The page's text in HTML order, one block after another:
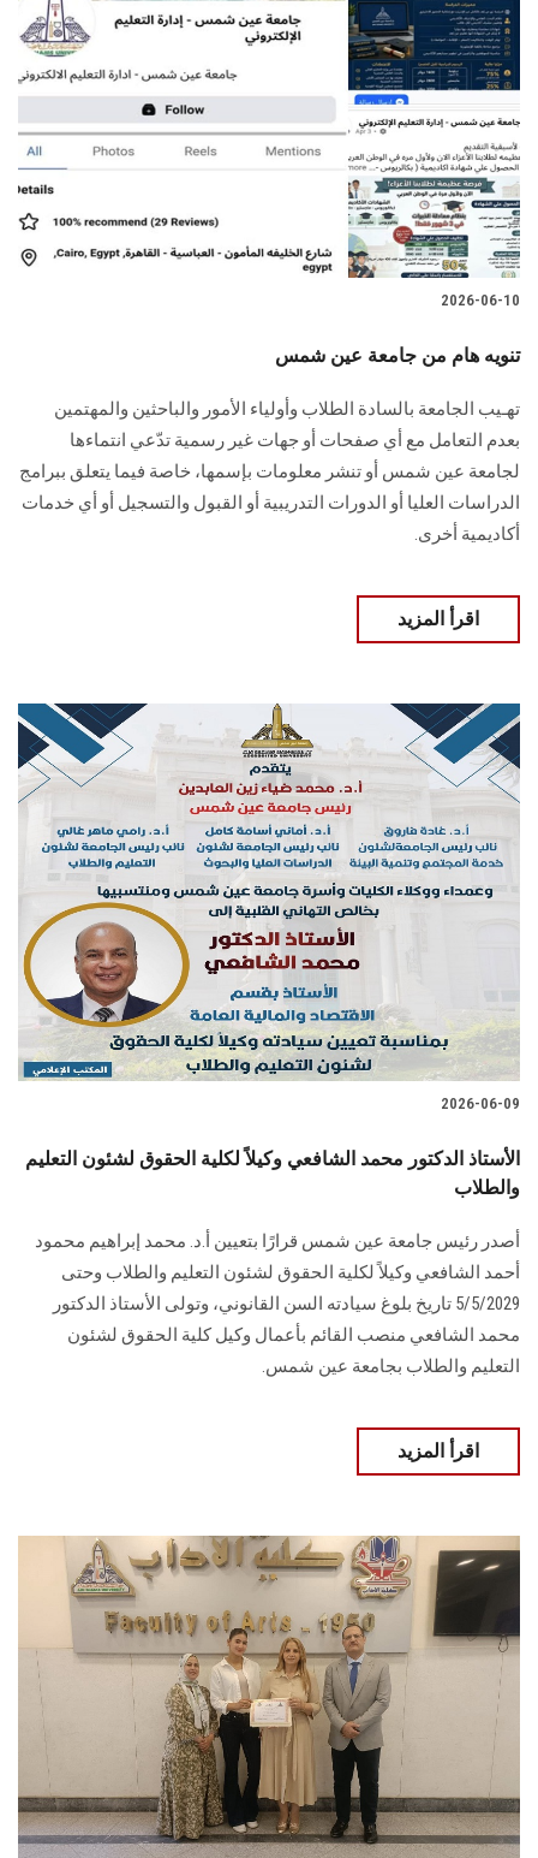
2026-06-10
تنويه هام من جامعة عين شمس
تهـيب الجامعة بالسادة الطلاب وأولياء الأمور والباحثين والمهتمين
بعدم التعامل مع أي صفحات أو جهات غير رسمية تدّعي انتماءها
لجامعة عين شمس أو تنشر معلومات بإسمها، خاصة فيما يتعلق ببرامج
الدراسات العليا أو الدورات التدريبية أو القبول والتسجيل أو أي خدمات
أكاديمية أخرى.
اقرأ المزيد
2026-06-09
الأستاذ الدكتور محمد الشافعي وكيلاً لكلية الحقوق لشئون التعليم
والطلاب
أصدر رئيس جامعة عين شمس قرارًا بتعيين أ.د. محمد إبراهيم محمود
أحمد الشافعي وكيلاً لكلية الحقوق لشئون التعليم والطلاب وحتى
5/5/2029 تاريخ بلوغ سيادته السن القانوني، وتولى الأستاذ الدكتور
محمد الشافعي منصب القائم بأعمال وكيل كلية الحقوق لشئون
التعليم والطلاب بجامعة عين شمس.
اقرأ المزيد